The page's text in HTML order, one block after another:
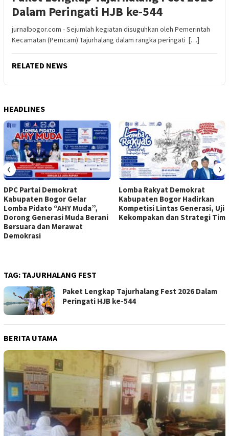
Dalam Peringati HJB ke-544
jurnalbogor.com - Sejumlah kegiatan disuguhkan oleh Pemerintah
Kecamatan (Pemcam) Tajurhalang dalam rangka peringati […]
RELATED NEWS
HEADLINES
DPC Partai Demokrat
Kabupaten Bogor Gelar
Lomba Pidato “AHY Muda”,
Dorong Generasi Muda Berani
Bersuara dan Merawat
Demokrasi
Lomba Rakyat Demokrat
Kabupaten Bogor Hadirkan
Kompetisi Lintas Generasi, Uji
Kekompakan dan Strategi Tim
‹ ›
TAG: TAJURHALANG FEST
Paket Lengkap Tajurhalang Fest 2026 Dalam
Peringati HJB ke-544
BERITA UTAMA